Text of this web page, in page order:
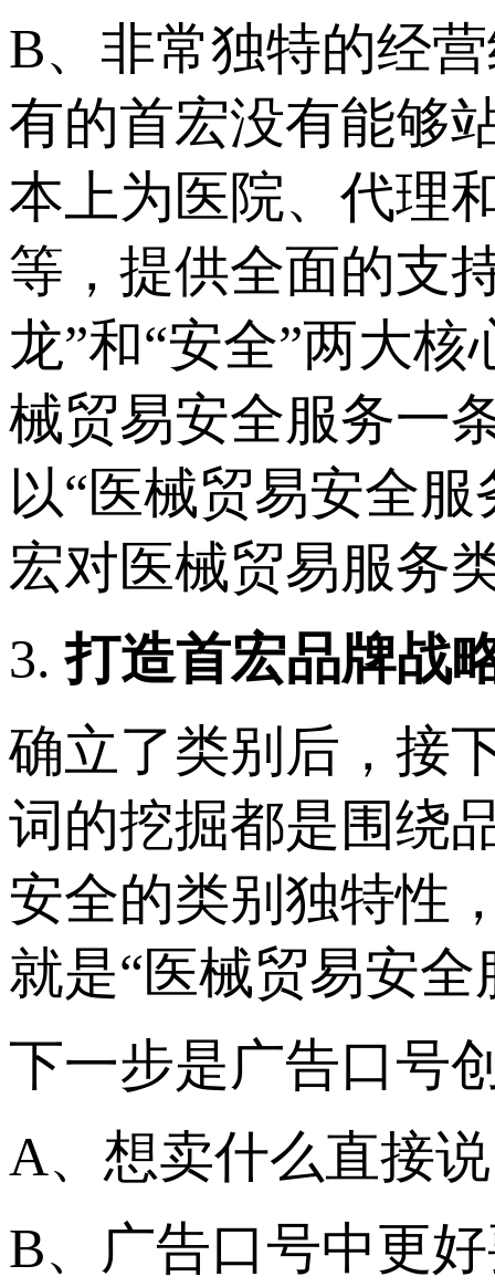
B、非常独特的经
有的首宏没有能够
本上为医院、代理
等，提供全面的支
龙”和“安全”两大
械贸易安全服务一
以“医械贸易安全
宏对医械贸易服务
3.打造首宏品牌战
确立了类别后，接
词的挖掘都是围绕
安全的类别独特性
就是“医械贸易安全
下一步是广告口号
A、想卖什么直接
B、广告口号中更